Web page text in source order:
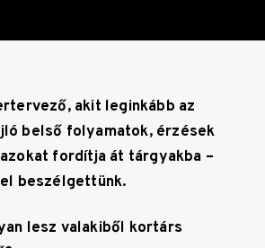
akit leginkább az
belső folyamatok, érzések
fordítja át tárgyakba –
beszélgettünk.
lesz valakiből kortárs